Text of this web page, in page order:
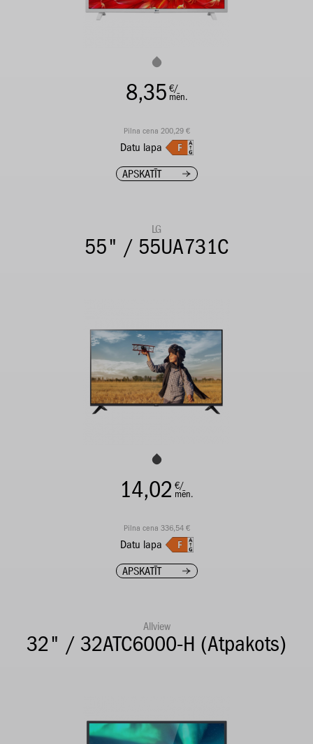
8,35 €/
mēn.
Pilna cena 200,29 €
Datu lapa
APSKATĪT
LG
55" / 55UA731C
14,02 €/
mēn.
Pilna cena 336,54 €
Datu lapa
APSKATĪT
Allview
32" / 32ATC6000-H (Atpakots)